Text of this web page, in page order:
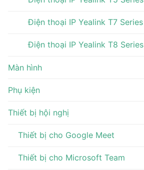
Điện thoại IP Yealink T7 Series
Điện thoại IP Yealink T8 Series
Màn hình
Phụ kiện
Thiết bị hội nghị
Thiết bị cho Google Meet
Thiết bị cho Microsoft Team